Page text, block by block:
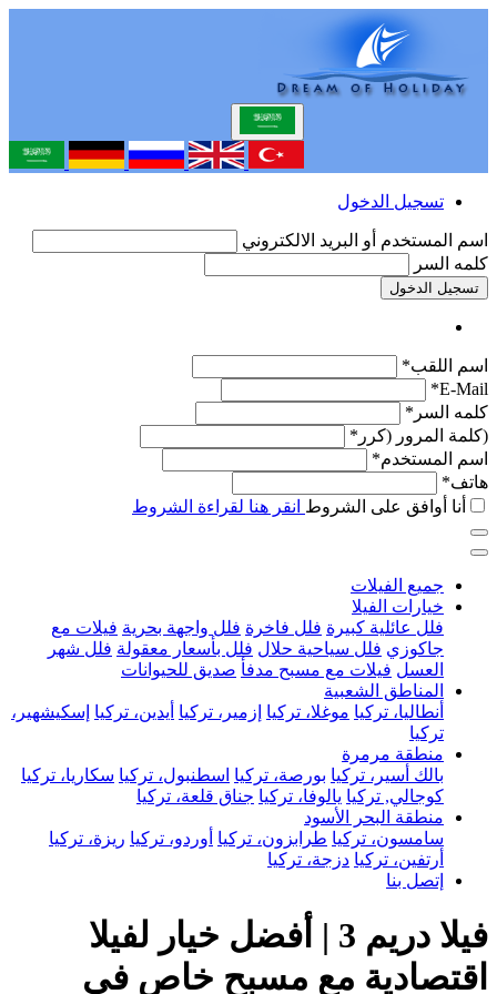
تسجيل الدخول
اسم المستخدم أو البريد الالكتروني
كلمه السر
تسجيل الدخول
اسم اللقب*
E-Mail*
كلمه السر*
(كلمة المرور (كرر*
اسم المستخدم*
هاتف*
أنا أوافق على الشروط انقر هنا لقراءة الشروط
جميع الفيلات
خيارات الفيلا
فلل عائلية كبيرة فلل فاخرة فلل واجهة بحرية فيلات مع
جاكوزي فلل سياحية حلال فلل بأسعار معقولة فلل شهر
العسل فيلات مع مسبح مدفأ صديق للحيوانات
المناطق الشعبية
أنطاليا، تركيا موغلا، تركيا إزمير، تركيا أيدين، تركيا إسكيشهير،
تركيا
منطقة مرمرة
بالك أسير، تركيا بورصة، تركيا اسطنبول، تركيا سكاريا، تركيا
كوجالي, تركيا يالوفا، تركيا جناق قلعة، تركيا
منطقة البحر الأسود
سامسون، تركيا طرابزون، تركيا أوردو، تركيا ريزة، تركيا
أرتفين، تركيا دزجة، تركيا
إتصل بنا
فيلا دريم 3 | أفضل خيار لفيلا
اقتصادية مع مسبح خاص في